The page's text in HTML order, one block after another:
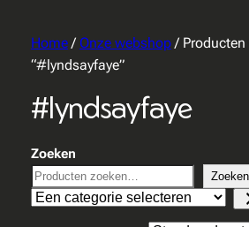
Home/ Onze webshop/ Producten
“#lyndsayfaye”
#lyndsayfaye
Zoeken
Zoeken
Een